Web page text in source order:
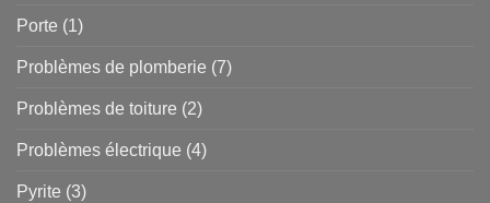
Porte (1)
Problèmes de plomberie (7)
Problèmes de toiture (2)
Problèmes électrique (4)
Pyrite (3)